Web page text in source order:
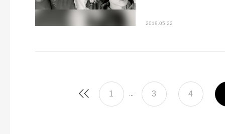
2019.05.22
1 3 4